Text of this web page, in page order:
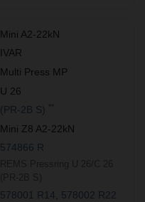
Mini A2-22kN
IVAR
Multi Press MP
U 26
(PR-2B S)
Mini Z8 A2-22kN
574866 R
578001 R14
578002 R22